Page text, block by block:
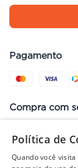
Pagamento
Compra com
Preços,
Política de
Quando você